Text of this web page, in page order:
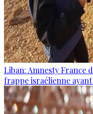
Liban: Amnesty France
frappe israélienne